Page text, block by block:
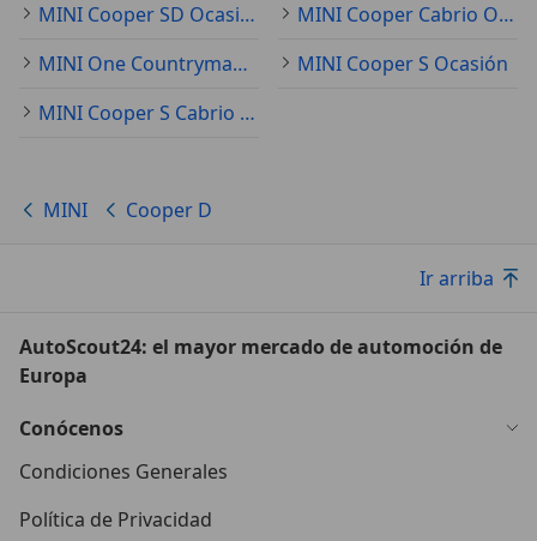
MINI Cooper SD Ocasión
MINI Cooper Cabrio Ocasión
MINI One Countryman Ocasión
MINI Cooper S Ocasión
MINI Cooper S Cabrio Ocasión
MINI Cooper D
Ir arriba
AutoScout24: el mayor mercado de automoción de
Europa
Conócenos
Condiciones Generales
Política de Privacidad